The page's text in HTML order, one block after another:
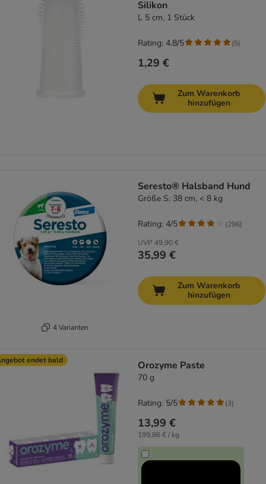
Silikon
L 5 cm, 1 Stück
1,29 €
Rating: 4.8/5 (5)
Zum Warenkorb
hinzufügen
4 Varianten
Seresto® Halsband Hund
Größe S: 38 cm, < 8 kg
UVP 49,90 €
35,99 €
Rating: 4/5 (296)
Zum Warenkorb
hinzufügen
endet bald Orozyme Paste
70 g
13,99 €
199,86 € / kg
Rating: 5/5 (3)